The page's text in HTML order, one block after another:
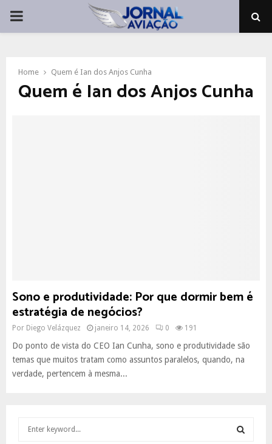
PRIMARY
Home Quem é Ian dos Anjos Cunha
Quem é Ian dos Anjos Cunha
Sono e produtividade: Por que dormir bem é
estratégia de negócios?
Por Diego Velázquez janeiro 14, 2026 0 191
Do ponto de vista do CEO Ian Cunha, sono e produtividade são
temas que muitos tratam como assuntos paralelos, quando, na
verdade, pertencem à mesma...